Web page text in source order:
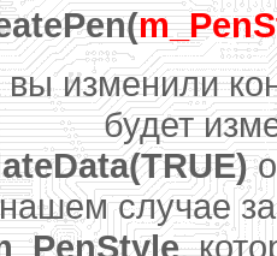
вы изменили
будет
случае
,